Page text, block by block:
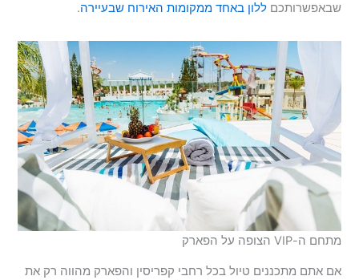
שבאפשרותכםללון באחד ממקומות האירוח שבעיירה.
מתחם ה-VIP הצופה על הפארק
אם אתם מתכננים טיול בכל רחבי קפריסין והפארק מהווה רק את